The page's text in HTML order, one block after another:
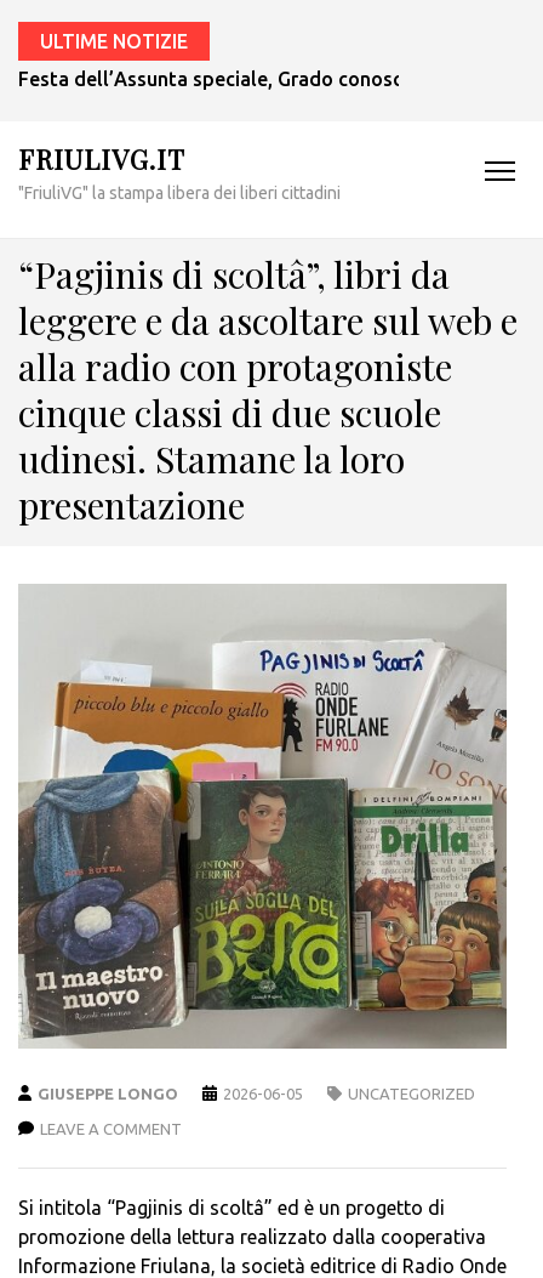
ULTIME NOTIZIE
Festa dell’Assunta speciale, Grado conoscerà il suo
FRIULIVG.IT
"FriuliVG" la stampa libera dei liberi cittadini
“Pagjinis di scoltâ”, libri da
leggere e da ascoltare sul web e
alla radio con protagoniste
cinque classi di due scuole
udinesi. Stamane la loro
presentazione
GIUSEPPE LONGO 2026-06-05 UNCATEGORIZED
LEAVE A COMMENT
Si intitola “Pagjinis di scoltâ” ed è un progetto di
promozione della lettura realizzato dalla cooperativa
Informazione Friulana, la società editrice di Radio Onde